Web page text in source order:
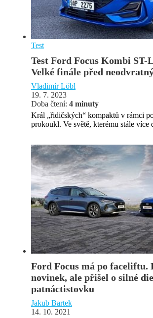
Test
Test Ford Focus Kombi
Velké finále před
Vladimír Löbl
19. 7. 2023
Doba čtení: 4 minuty
Král „řidičských“ kompaktů v rámci
prokoukl. Ve světě, kterému stále
Ford Focus má po faceliftu.
novinek, ale přišel o silné
patnáctistovku
Jakub Bartek
14. 10. 2021